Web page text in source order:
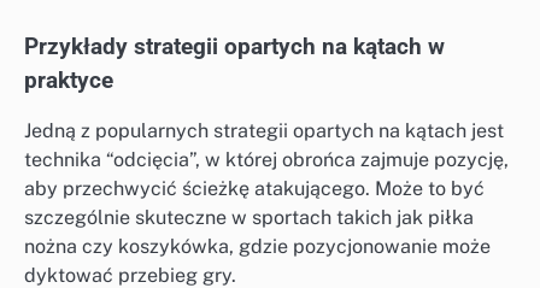
Przykłady strategii opartych na kątach w
praktyce
Jedną z popularnych strategii opartych na kątach jest
technika “odcięcia”, w której obrońca zajmuje pozycję,
aby przechwycić ścieżkę atakującego. Może to być
szczególnie skuteczne w sportach takich jak piłka
nożna czy koszykówka, gdzie pozycjonowanie może
dyktować przebieg gry.